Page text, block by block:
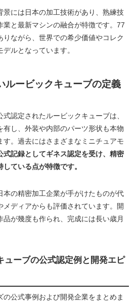
景には日本の加工技術があり、熟練技
業と最新マシンの融合が特徴です。77
ながら、世界での希少価値やコレク
ルとなっています。
ルービックキューブの定義
式認定されたルービックキューブは、
有し、外装や内部のパーツ形状も本物
す。過去にはさまざまなミニチュアモ
式記録としてギネス認定を受け、精密
ている点が特徴です。
本の精密加工企業が手がけたものが代
メディアからも評価されています。開
が幾度も作られ、完成には長い歳月
ューブの公式認定例と開発エピ
公式事例および開発企業をまとめま